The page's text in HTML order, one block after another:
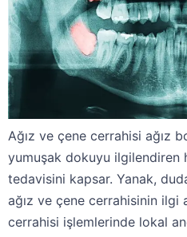
Ağız ve çene cerrahisi ağız
yumuşak dokuyu ilgilendiren
tedavisini kapsar. Yanak,
ağız ve çene cerrahisinin ilgi
cerrahisi işlemlerinde lokal